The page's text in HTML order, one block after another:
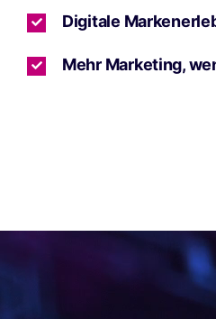
Digitale
Mehr Marketing,